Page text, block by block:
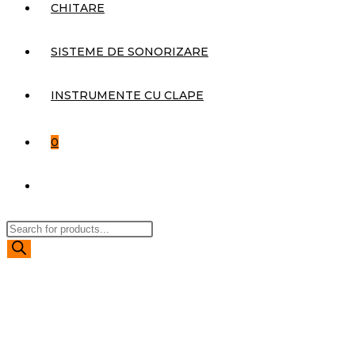
CHITARE
SISTEME DE SONORIZARE
INSTRUMENTE CU CLAPE
0
WEBSITE
Products
search